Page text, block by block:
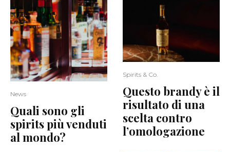
News
Quali sono gli
spirits più venduti
al mondo?
Spirits & Co.
Questo brandy è il
risultato di una
scelta contro
l’omologazione